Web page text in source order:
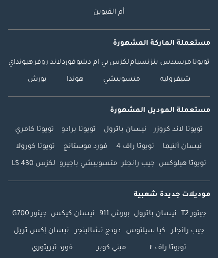
أم القيوين
مستعملة الماركة المشهورة
تويوتا مرسيدس بنزنسياملكزس بي ام دبليوفوردلاند روفرهيونداي
شيفروليه متسوبيشي هوندا بورش
مستعملة الموديل المشهورة
تويوتا لاند كروزر نيسان باترول تويوتا برادو تويوتا كامري
نيسان ألتيما تويوتا راف 4 فورد موستانج تويوتا كورولا
تويوتا هيلوكس جيب رانجلر متسوبيشي باجيرو لكزس LS 430
موديلات جديدة شعبية
جيتور T2 نيسان باترول بورش 911 نيسان كيكس جيتور G700
جيب رانجلر كيا سيلتوس دودج تشالينجر نيسان إكس تريل
تويوتا راف ٤ ميني كوبر فورد تيريتوري